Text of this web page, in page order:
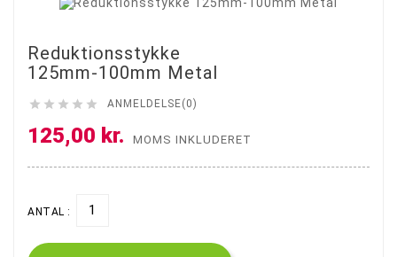
Reduktionsstykke
125mm-100mm Metal
     ANMELDELSE(0)
125,00 kr. MOMS INKLUDERET
ANTAL :